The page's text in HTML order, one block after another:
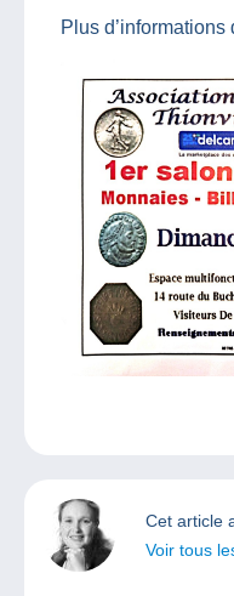
Plus d’informations
Cet article
Voir tous